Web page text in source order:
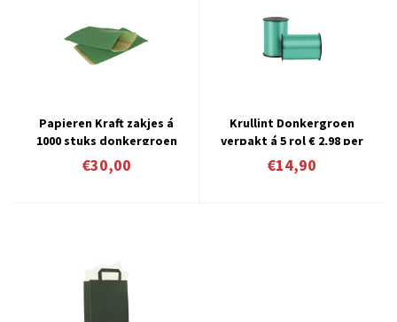
Papieren Kraft zakjes á
1000 stuks donkergroen
€30,00
Krullint Donkergroen
verpakt á 5 rol € 2,98 per
stuk
€14,90